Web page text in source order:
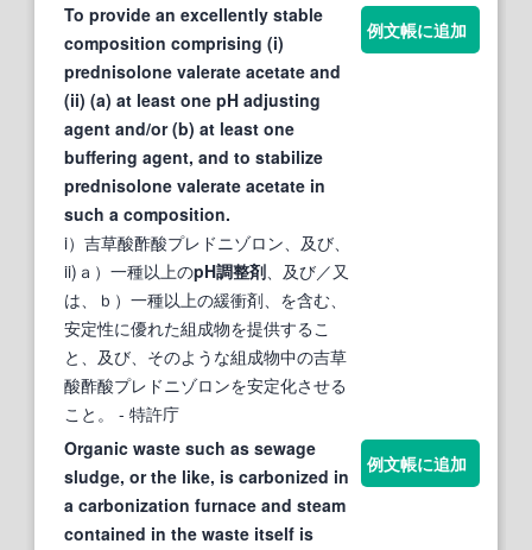
To provide an excellently stable
composition comprising (i)
prednisolone valerate acetate and
(ii) (a) at least one pH adjusting
agent and/or (b) at least one
buffering agent, and to stabilize
prednisolone valerate acetate in
such a composition.
i）吉草酸酢酸プレドニゾロン、及び、
ii)ａ）一種以上のpH調整剤 、及び／又
は、ｂ）一種以上の緩衝剤、を含む、
安定性に優れた組成物を提供するこ
と、及び、そのような組成物中の吉草
酸酢酸プレドニゾロンを安定化させる
こと。
- 特許庁
例文帳に追加
Organic waste such as sewage
sludge, or the like, is carbonized in
a carbonization furnace and steam
contained in the waste itself is
例文帳に追加